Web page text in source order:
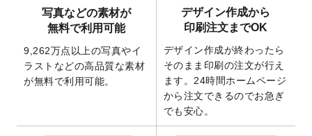
2025/12/22
2026年版4月始まりのカレンダーデザイン
テンプレート
を公開いたしました。
開いたしました。
2025/9/30
【新商品】クリアファイルバッグ が作成で
きるようになりました！
2026年午年の年賀状デザインテンプレート
を公開いたしました。
写真などの素材が
無料で利用可能
9,262万点以上の写真やイ
ラストなどの高品質な素材
が無料で利用可能。
デザイン作成から
印刷注文までOK
デザイン作成が終わったら
そのまま印刷の注文が行え
ます。24時間ホームページ
から注文できるのでお急ぎ
でも安心。